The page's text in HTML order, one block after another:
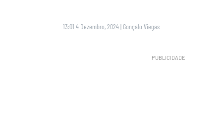
13:01 4 Dezembro, 2024 | Gonçalo Viegas